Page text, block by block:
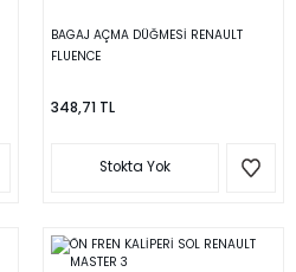
BAGAJ AÇMA DÜĞMESİ RENAULT
FLUENCE
348,71 TL
Stokta Yok